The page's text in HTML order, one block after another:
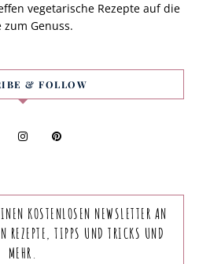
vegetarische Rezepte auf die
zum Genuss.
& FOLLOW
KOSTENLOSEN NEWSLETTER AN
REZEPTE, TIPPS UND TRICKS UND
MEHR.